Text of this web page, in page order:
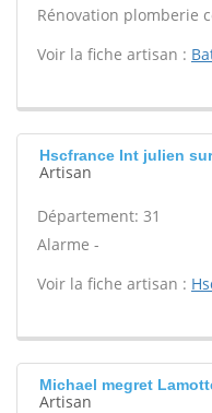
Rénovation plomberie
Voir la fiche artisan :
Hscfrance Int julien
Artisan
Département: 31
Alarme -
Voir la fiche artisan :
Michael megret
Artisan